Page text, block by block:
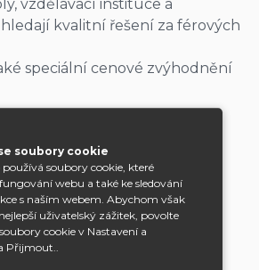
soubory cookie
soubory cookie, které
webu a také ke sledování
s naším webem. Abychom však
uživatelský zážitek, povolte
cookie v Nastavení a
Přijmout..
vzdělávací instituce a
kvalitní řešení za férových
speciální cenové zvýhodnění
ceny pro školy
fakturu
podle typu projektu či
vhodného řešení